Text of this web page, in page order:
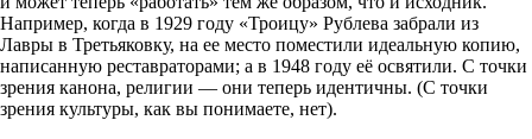
Например, когда в 1929 году «Троицу» Рублева забрали из
Лавры в Третьяковку, на ее место поместили идеальную копию,
написанную реставраторами; а в 1948 году её освятили. С точки
зрения канона, религии — они теперь идентичны. (С точки
зрения культуры, как вы понимаете, нет).